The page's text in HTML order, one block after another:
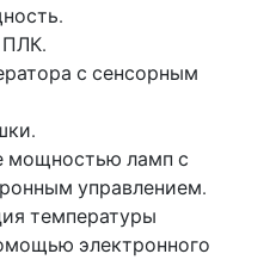
ПЛК.
с сенсорным
мощностью ламп с
управлением.
температуры
электронного